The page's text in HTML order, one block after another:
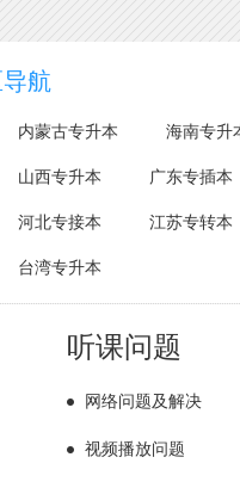
航
内蒙古专升本 海南专升
山西专升本 广东专插本
河北专接本 江苏专转本
台湾专升本
听课问题
网络问题及解决
视频播放问题